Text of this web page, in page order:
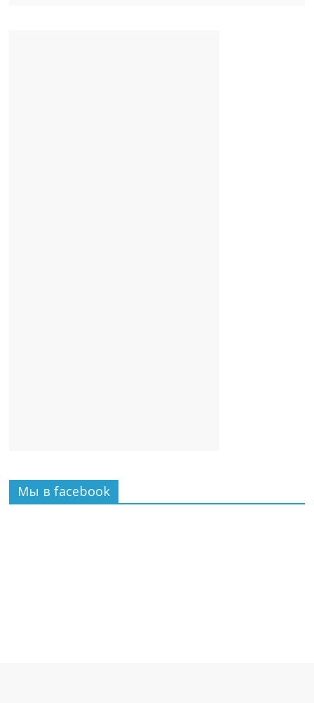
Мы в facebook